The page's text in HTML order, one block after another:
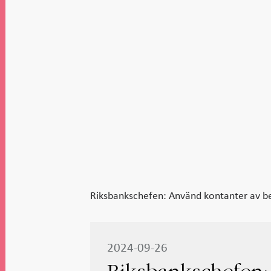
Riksbankschefen: Använd kontanter av
2024-09-26